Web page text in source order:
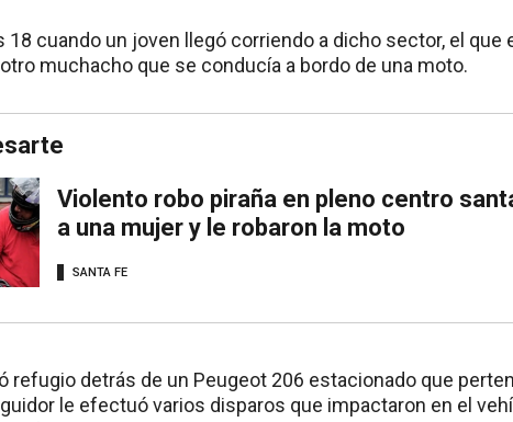
18 cuando un joven llegó corriendo a dicho sector, el que
muchacho que se conducía a bordo de una moto.
Violento robo piraña en pleno centro
a una mujer y le robaron la moto
SANTA FE
refugio detrás de un Peugeot 206 estacionado que
le efectuó varios disparos que impactaron en el